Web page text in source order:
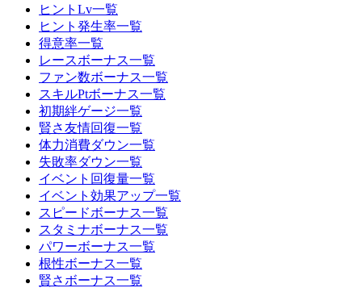
ヒントLv一覧
ヒント発生率一覧
得意率一覧
レースボーナス一覧
ファン数ボーナス一覧
スキルPtボーナス一覧
初期絆ゲージ一覧
賢さ友情回復一覧
体力消費ダウン一覧
失敗率ダウン一覧
イベント回復量一覧
イベント効果アップ一覧
スピードボーナス一覧
スタミナボーナス一覧
パワーボーナス一覧
根性ボーナス一覧
賢さボーナス一覧